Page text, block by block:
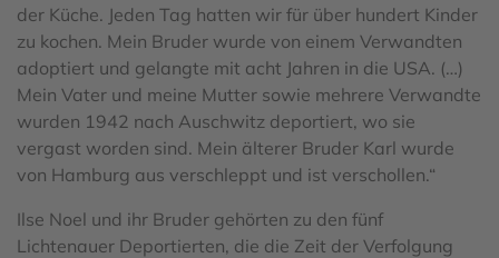
der Küche. Jeden Tag hatten wir für über hundert Kinder
zu kochen. Mein Bruder wurde von einem Verwandten
adoptiert und gelangte mit acht Jahren in die USA. (…)
Mein Vater und meine Mutter sowie mehrere Verwandte
wurden 1942 nach Auschwitz deportiert, wo sie
vergast worden sind. Mein älterer Bruder Karl wurde
von Hamburg aus verschleppt und ist verschollen.“
Ilse Noel und ihr Bruder gehörten zu den fünf
Lichtenauer Deportierten, die die Zeit der Verfolgung